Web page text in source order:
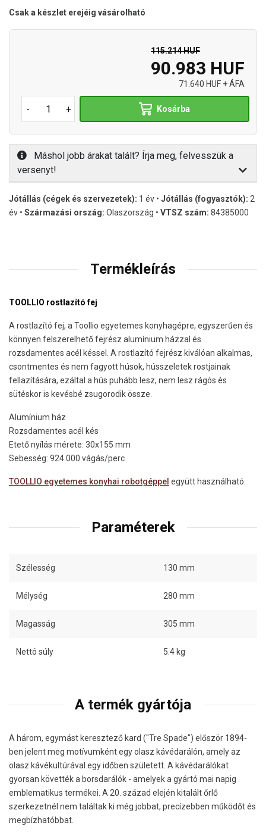
Csak a készlet erejéig vásárolható
115.214 HUF
90.983 HUF
71.640 HUF + ÁFA
- + Kosárba
Máshol jobb árakat talált? Írja meg, felvesszük a
versenyt!
Jótállás (cégek és szervezetek): 1 év • Jótállás (fogyasztók): 2
év • Származási ország: Olaszország • VTSZ szám: 84385000
Termékleírás
TOOLLIO rostlazító fej
A rostlazító fej, a Toollio egyetemes konyhagépre, egyszerűen és
könnyen felszerelhető fejrész alumínium házzal és
rozsdamentes acél késsel. A rostlazító fejrész kiválóan alkalmas,
csontmentes és nem fagyott húsok, hússzeletek rostjainak
fellazítására, ezáltal a hús puhább lesz, nem lesz rágós és
sütéskor is kevésbé zsugorodik össze.
Alumínium ház
Rozsdamentes acél kés
Etető nyílás mérete: 30x155 mm
Sebesség: 924.000 vágás/perc
TOOLLIO egyetemes konyhai robotgéppel együtt használható.
Paraméterek
Szélesség 130 mm
Mélység 280 mm
Magasság 305 mm
Nettó súly 5.4 kg
A termék gyártója
A három, egymást keresztező kard ("Tre Spade") először 1894-
ben jelent meg motívumként egy olasz kávédarálón, amely az
olasz kávékultúrával egy időben született. A kávédarálókat
gyorsan követték a borsdarálók - amelyek a gyártó mai napig
emblematikus termékei. A 20. század elején kitalált őrlő
szerkezetnél nem találtak ki még jobbat, precízebben működőt és
megbízhatóbbat.